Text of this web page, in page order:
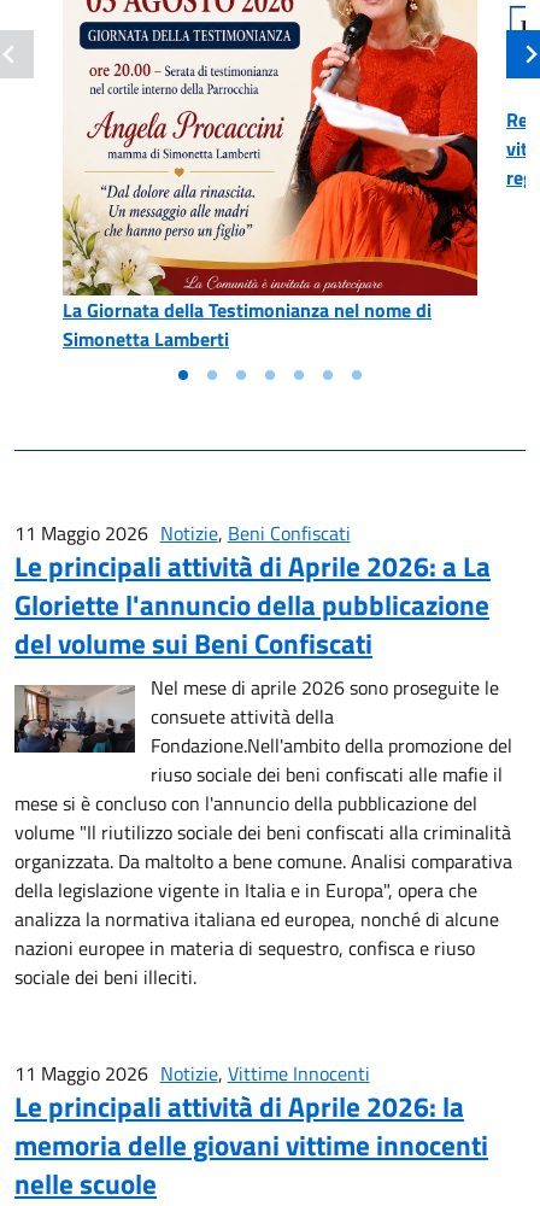
La Giornata della Testimonianza nel nome di
Simonetta Lamberti
11 Maggio 2026 Notizie, Beni Confiscati
Le principali attività di Aprile 2026: a La
Gloriette l'annuncio della pubblicazione
del volume sui Beni Confiscati
Nel mese di aprile 2026 sono proseguite le
consuete attività della
Fondazione.Nell'ambito della promozione del
riuso sociale dei beni confiscati alle mafie il
mese si è concluso con l'annuncio della pubblicazione del
volume "Il riutilizzo sociale dei beni confiscati alla criminalità
organizzata. Da maltolto a bene comune. Analisi comparativa
della legislazione vigente in Italia e in Europa", opera che
analizza la normativa italiana ed europea, nonché di alcune
nazioni europee in materia di sequestro, confisca e riuso
sociale dei beni illeciti.
11 Maggio 2026 Notizie, Vittime Innocenti
Le principali attività di Aprile 2026: la
memoria delle giovani vittime innocenti
nelle scuole